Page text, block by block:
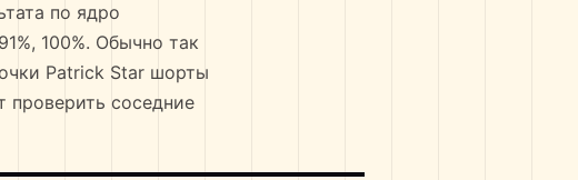
по ядро
100%. Обычно так
Patrick Star шорты
проверить соседние